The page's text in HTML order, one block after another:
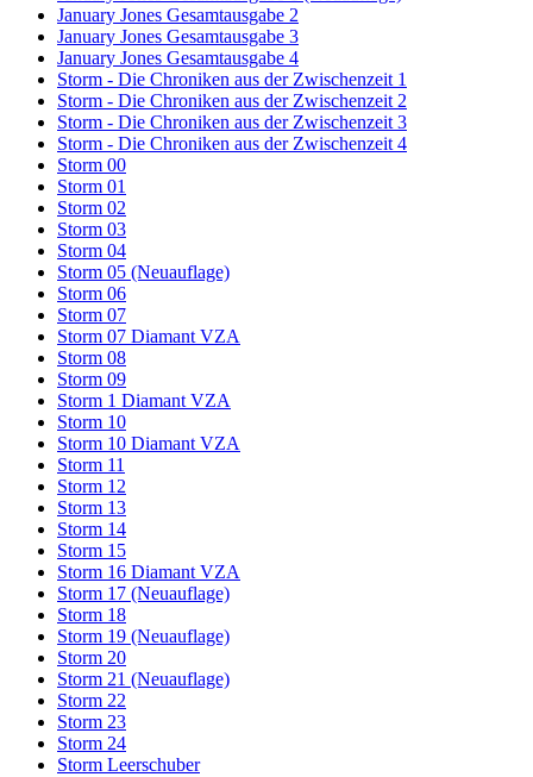
January Jones Gesamtausgabe 2
January Jones Gesamtausgabe 3
January Jones Gesamtausgabe 4
Storm - Die Chroniken aus der Zwischenzeit 1
Storm - Die Chroniken aus der Zwischenzeit 2
Storm - Die Chroniken aus der Zwischenzeit 3
Storm - Die Chroniken aus der Zwischenzeit 4
Storm 00
Storm 01
Storm 02
Storm 03
Storm 04
Storm 05 (Neuauflage)
Storm 06
Storm 07
Storm 07 Diamant VZA
Storm 08
Storm 09
Storm 1 Diamant VZA
Storm 10
Storm 10 Diamant VZA
Storm 11
Storm 12
Storm 13
Storm 14
Storm 15
Storm 16 Diamant VZA
Storm 17 (Neuauflage)
Storm 18
Storm 19 (Neuauflage)
Storm 20
Storm 21 (Neuauflage)
Storm 22
Storm 23
Storm 24
Storm Leerschuber